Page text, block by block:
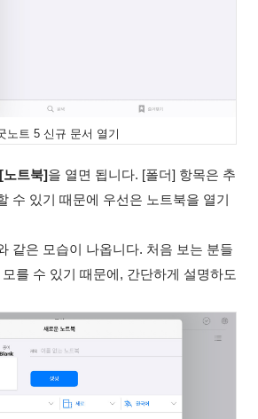
노트 5 신규 문서 열기
[노트북]을 열면 됩니다. [폴더] 항목은 추
수 있기 때문에 우선은 노트북을 열기
같은 모습이 나옵니다. 처음 보는 분들
를 수 있기 때문에, 간단하게 설명하도